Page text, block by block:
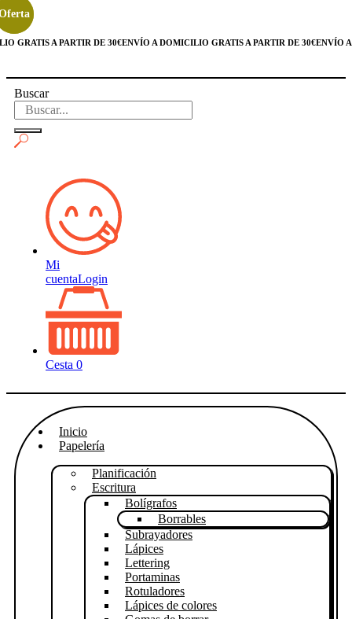
A PARTIR DE 30€ENVÍO A DOMICILIO GRATIS A PARTIR DE 30€ENVÍO A
Buscar
Mi
cuentaLogin
Cesta 0
Inicio
Papelería
Planificación
Escritura
Bolígrafos
Borrables
Subrayadores
Lápices
Lettering
Portaminas
Rotuladores
Lápices de colores